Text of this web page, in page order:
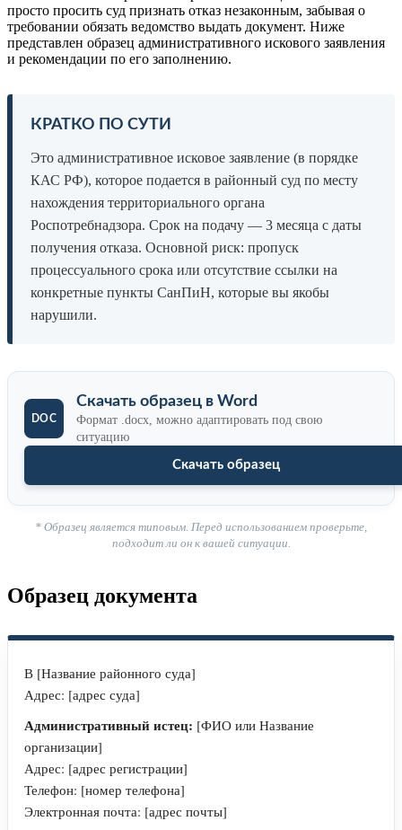
просто просить суд признать отказ незаконным, забывая о
требовании обязать ведомство выдать документ. Ниже
представлен образец административного искового заявления
и рекомендации по его заполнению.
КРАТКО ПО СУТИ
Это административное исковое заявление (в порядке
КАС РФ), которое подается в районный суд по месту
нахождения территориального органа
Роспотребнадзора. Срок на подачу — 3 месяца с даты
получения отказа. Основной риск: пропуск
процессуального срока или отсутствие ссылки на
конкретные пункты СанПиН, которые вы якобы
нарушили.
Скачать образец в Word
Формат .docx, можно адаптировать под свою
ситуацию
Скачать образец
* Образец является типовым. Перед использованием проверьте,
подходит ли он к вашей ситуации.
Образец документа
В [Название районного суда]
Адрес: [адрес суда]
Административный истец: [ФИО или Название
организации]
Адрес: [адрес регистрации]
Телефон: [номер телефона]
Электронная почта: [адрес почты]